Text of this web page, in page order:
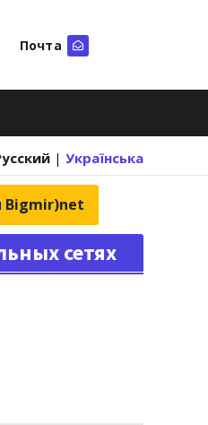
Почта
| Українська
Bigmir)net
сетях